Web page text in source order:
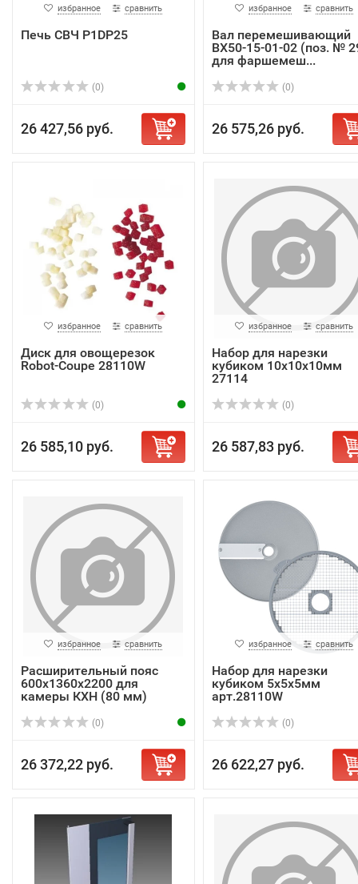
избранное сравнить
Печь СВЧ P1DP25
(0)
26 427,56 руб.
избранное сравнить
Вал перемешивающий
BX50-15-01-02 (поз. №
для фаршемеш...
(0)
26 575,26 руб.
избранное сравнить
Диск для овощерезок
Robot-Coupe 28110W
(0)
26 585,10 руб.
избранное сравнить
Набор для нарезки
кубиком 10х10х10мм
27114
(0)
26 587,83 руб.
избранное сравнить
Расширительный пояс
600х1360х2200 для
камеры КХН (80 мм)
(0)
26 372,22 руб.
избранное сравнить
Набор для нарезки
кубиком 5х5х5мм
арт.28110W
(0)
26 622,27 руб.